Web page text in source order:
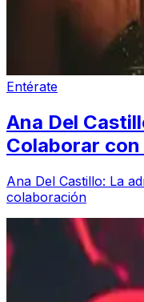
Entérate
Ana Del
Colaborar con
Ana Del Castillo: La
colaboración